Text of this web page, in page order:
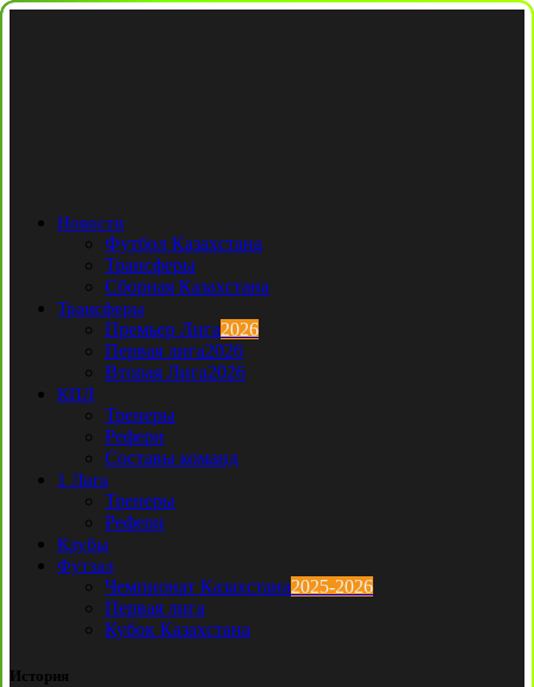
Новости
Футбол Казахстана
Трансферы
Сборная Казахстана
Трансферы
Премьер Лига2026
Первая лига2026
Вторая Лига2026
КПЛ
Тренеры
Рефери
Составы команд
1 Лига
Тренеры
Рефери
Клубы
Футзал
Чемпионат Казахстана2025-2026
Первая лига
Кубок Казахстана
История